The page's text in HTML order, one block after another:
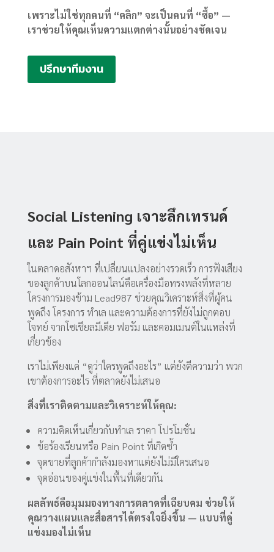
เพราะไม่ใช่ทุกคนที่ “คลิก” จะเป็นคนที่ “ซื้อ” —
เราช่วยให้คุณเห็นความแตกต่างนั้นอย่างชัดเจน
ปรึกษาทีมงาน
Social Listening เจาะลึกเทรนด์
และ Pain Point ที่คู่แข่งไม่เห็น
ในตลาดอสังหาฯ ที่เปลี่ยนแปลงอย่างรวดเร็ว การฟังเสียง
ของลูกค้าบนโลกออนไลน์คือเครื่องมือทรงพลังที่หลาย
โครงการมองข้าม Lead987 ช่วยคุณวิเคราะห์สิ่งที่ผู้คน
พูดถึง โครงการ ทำเล และความต้องการที่ยังไม่ถูกตอบ
โจทย์ จากโซเชียลมีเดีย ฟอรัม และคอมเมนต์ในแหล่งที่
เกี่ยวข้อง
เราไม่เพียงแค่ “ดูว่าใครพูดถึงอะไร” แต่ยังตีความว่า พวก
เขาต้องการอะไร ที่ตลาดยังไม่เสนอ
สิ่งที่เราติดตามและวิเคราะห์ให้คุณ:
ความคิดเห็นเกี่ยวกับทำเล ราคา โปรโมชั่น
ข้อร้องเรียนหรือ Pain Point ที่เกิดซ้ำ
จุดขายที่ลูกค้ากำลังมองหาแต่ยังไม่มีใครเสนอ
จุดอ่อนของคู่แข่งในพื้นที่เดียวกัน
ผลลัพธ์คือมุมมองทางการตลาดที่เฉียบคม ช่วยให้
คุณวางแผนและสื่อสารได้ตรงใจยิ่งขึ้น — แบบที่คู่
แข่งมองไม่เห็น